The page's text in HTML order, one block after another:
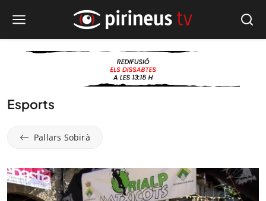
Esports
Pallars Sobirà